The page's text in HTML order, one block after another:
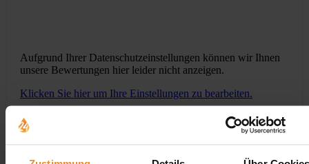
Aufgrund Ihrer Datenschutzeinstellungen können wir Ihnen
unsere Bewertungen hier leider nicht anzeigen.
Klicken Sie hier um Ihre Einstellungen zu bearbeiten.